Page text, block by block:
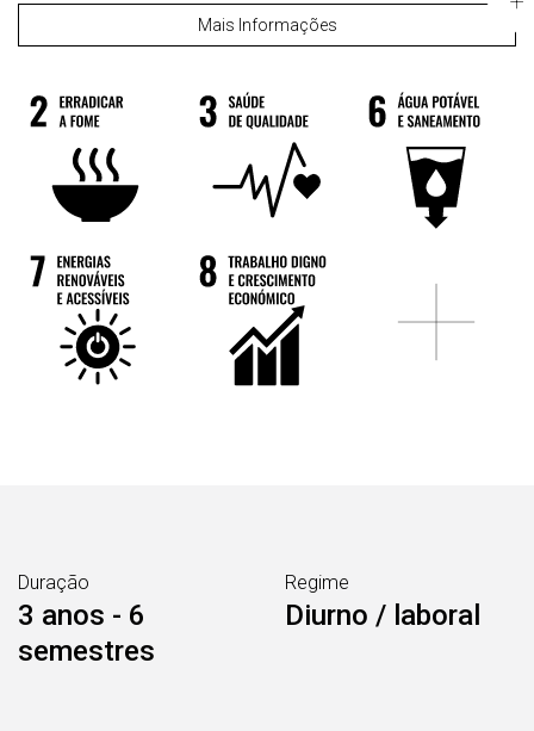
Mais Informações
Duração
3 anos - 6
semestres
Regime
Diurno / laboral